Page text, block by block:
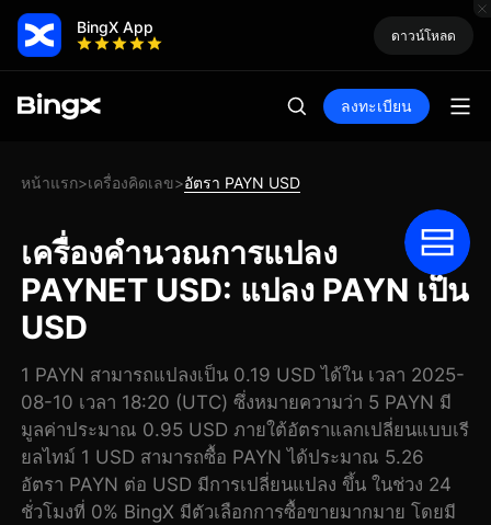
BingX App ดาวน์โหลด
ลงทะเบียน
หน้าแรก>เครื่องคิดเลข>อัตรา PAYN USD
เครื่องคำนวณการแปลง
PAYNET USD: แปลง PAYN เป็น
USD
1 PAYN สามารถแปลงเป็น 0.19 USD ได้ใน เวลา 2025-
08-10 เวลา 18:20 (UTC) ซึ่งหมายความว่า 5 PAYN มี
มูลค่าประมาณ 0.95 USD ภายใต้อัตราแลกเปลี่ยนแบบเรี
ยลไทม์ 1 USD สามารถซื้อ PAYN ได้ประมาณ 5.26
อัตรา PAYN ต่อ USD มีการเปลี่ยนแปลง ขึ้น ในช่วง 24
ชั่วโมงที่ 0% BingX มีตัวเลือกการซื้อขายมากมาย โดยมี